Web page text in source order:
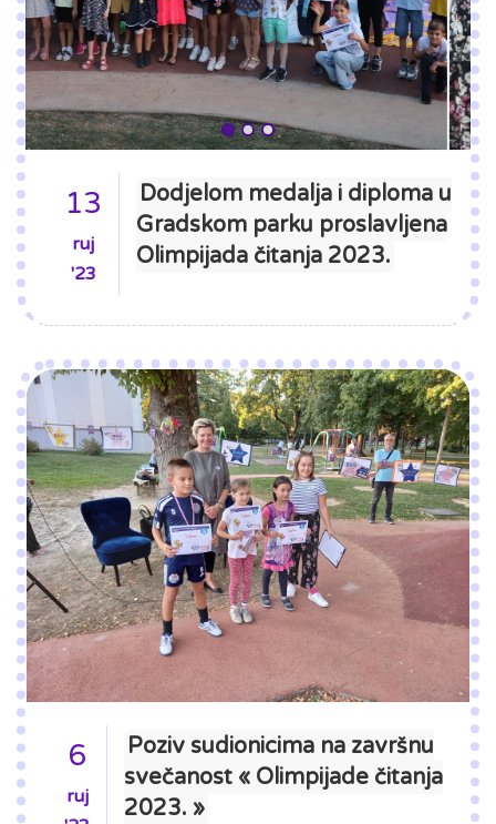
13
ruj
'23
Dodjelom medalja i diploma u
Gradskom parku proslavljena
Olimpijada čitanja 2023.
6
ruj
Poziv sudionicima na završnu
svečanost « Olimpijade čitanja
2023. »